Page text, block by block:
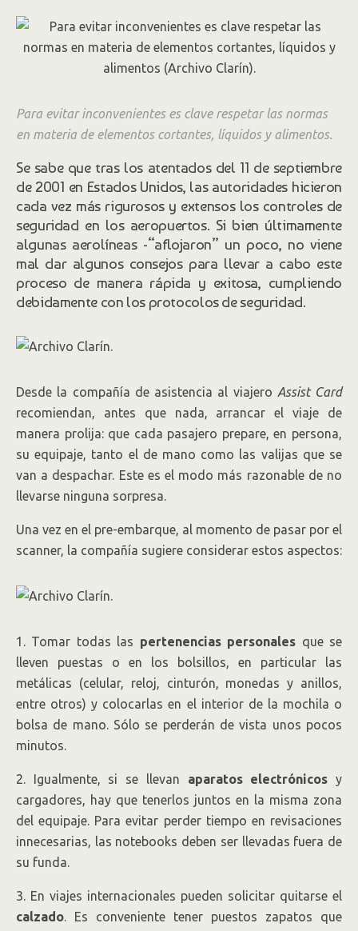
Para evitar inconvenientes es clave respetar las normas
en materia de elementos cortantes, líquidos y alimentos.
Se sabe que tras los atentados del 11 de septiembre
de 2001 en Estados Unidos, las autoridades hicieron
cada vez más rigurosos y extensos los controles de
seguridad en los aeropuertos. Si bien últimamente
algunas aerolíneas -“aflojaron” un poco, no viene
mal dar algunos consejos para llevar a cabo este
proceso de manera rápida y exitosa, cumpliendo
debidamente con los protocolos de seguridad.
Desde la compañía de asistencia al viajero Assist Card
recomiendan, antes que nada, arrancar el viaje de
manera prolija: que cada pasajero prepare, en persona,
su equipaje, tanto el de mano como las valijas que se
van a despachar. Este es el modo más razonable de no
llevarse ninguna sorpresa.
Una vez en el pre-embarque, al momento de pasar por el
scanner, la compañía sugiere considerar estos aspectos:
1. Tomar todas las pertenencias personales que se
lleven puestas o en los bolsillos, en particular las
metálicas (celular, reloj, cinturón, monedas y anillos,
entre otros) y colocarlas en el interior de la mochila o
bolsa de mano. Sólo se perderán de vista unos pocos
minutos.
2. Igualmente, si se llevan aparatos electrónicos y
cargadores, hay que tenerlos juntos en la misma zona
del equipaje. Para evitar perder tiempo en revisaciones
innecesarias, las notebooks deben ser llevadas fuera de
su funda.
3. En viajes internacionales pueden solicitar quitarse el
calzado. Es conveniente tener puestos zapatos que